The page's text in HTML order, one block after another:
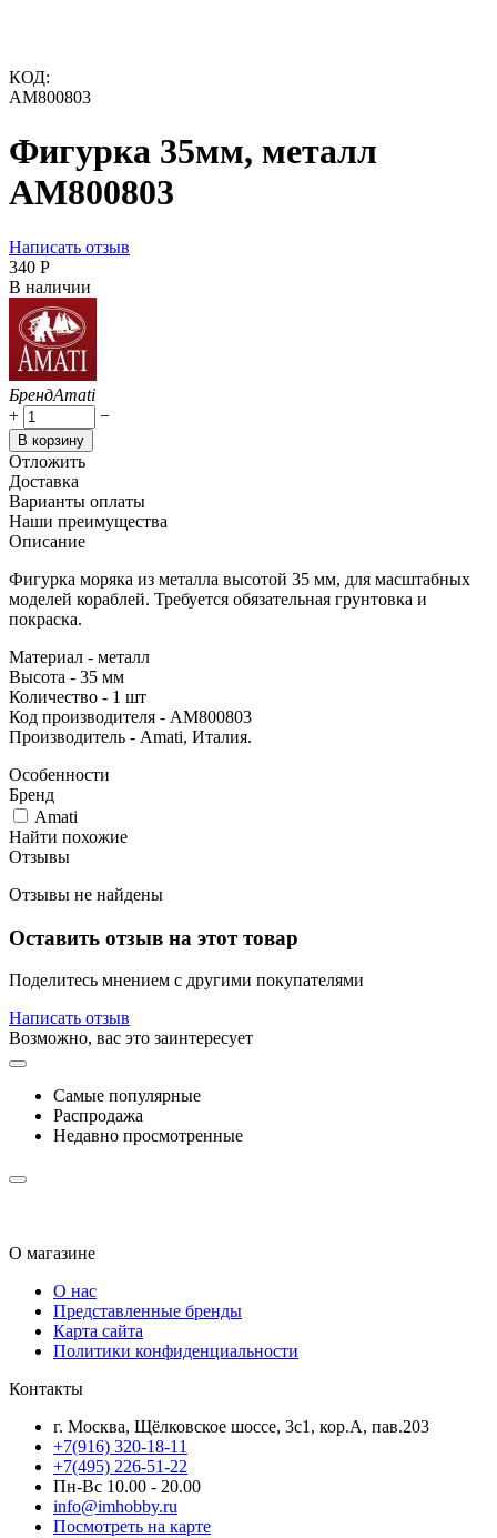
КОД:
AM800803
Фигурка 35мм, металл
AM800803
Написать отзыв
‍340‍ Р
В наличии
БрендAmati
+
−
В корзину
Отложить
Доставка
Варианты оплаты
Наши преимущества
Описание
Фигурка моряка из металла высотой 35 мм, для масштабных
моделей кораблей. Требуется обязательная грунтовка и
покраска.
Материал - металл
Высота - 35 мм
Количество - 1 шт
Код производителя - AM800803
Производитель - Amati, Италия.
Особенности
Бренд
Amati
Найти похожие
Отзывы
Отзывы не найдены
Оставить отзыв на этот товар
Поделитесь мнением с другими покупателями
Написать отзыв
Возможно, вас это заинтересует
Самые популярные
Распродажа
Недавно просмотренные
О магазине
О нас
Представленные бренды
Карта сайта
Политики конфиденциальности
Контакты
г. Москва, Щёлковское шоссе, 3с1, кор.А, пав.203
+7(916) 320-18-11
+7(495) 226-51-22
Пн-Вс 10.00 - 20.00
info@imhobby.ru
Посмотреть на карте